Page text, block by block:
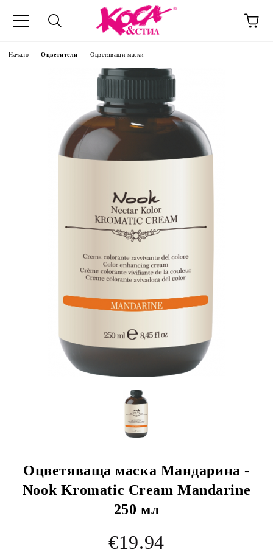
Начало Оцветители Оцветяващи маски
Оцветяваща маска Мандарина -
Nook Kromatic Cream Mandarine
250 мл
€19.94